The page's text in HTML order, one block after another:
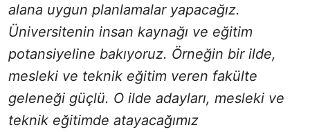
alana uygun planlamalar yapacağız.
Üniversitenin insan kaynağı ve eğitim
potansiyeline bakıyoruz. Örneğin bir ilde,
mesleki ve teknik eğitim veren fakülte
geleneği güçlü. O ilde adayları, mesleki ve
teknik eğitimde atayacağımız